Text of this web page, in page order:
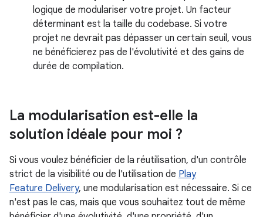
logique de modulariser votre projet. Un facteur
déterminant est la taille du codebase. Si votre
projet ne devrait pas dépasser un certain seuil, vous
ne bénéficierez pas de l'évolutivité et des gains de
durée de compilation.
La modularisation est-elle la
solution idéale pour moi ?
Si vous voulez bénéficier de la réutilisation, d'un contrôle
strict de la visibilité ou de l'utilisation de Play
Feature Delivery, une modularisation est nécessaire. Si ce
n'est pas le cas, mais que vous souhaitez tout de même